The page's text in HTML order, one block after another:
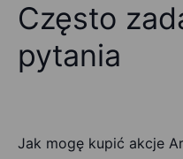
Często
pytania
Jak mogę kupić akcje